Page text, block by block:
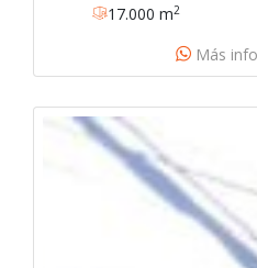
encuentran disponibles para
agradecemos contactarnos
requieran.127-3360
17.000 m2
Más